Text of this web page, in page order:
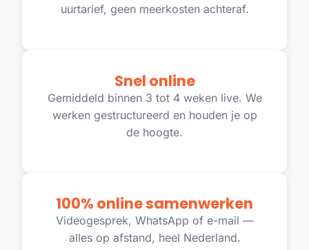
uurtarief, geen meerkosten achteraf.
Snel online
Gemiddeld binnen 3 tot 4 weken live. We
werken gestructureerd en houden je op
de hoogte.
100% online samenwerken
Videogesprek, WhatsApp of e-mail —
alles op afstand, heel Nederland.